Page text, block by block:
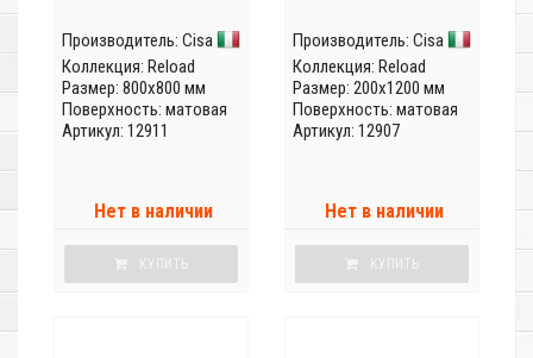
Производитель: Cisa
Коллекция: Reload
Размер: 800x800 мм
Поверхность: матовая
Артикул: 12911
Нет в наличии
КУПИТЬ
Производитель: Cisa
Коллекция: Reload
Размер: 200x1200 мм
Поверхность: матовая
Артикул: 12907
Нет в наличии
КУПИТЬ